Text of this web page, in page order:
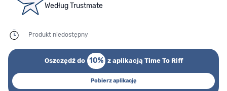
Według Trustmate
Produkt niedostępny
Oszczędź do 10% z aplikacją Time To Riff
Pobierz aplikację